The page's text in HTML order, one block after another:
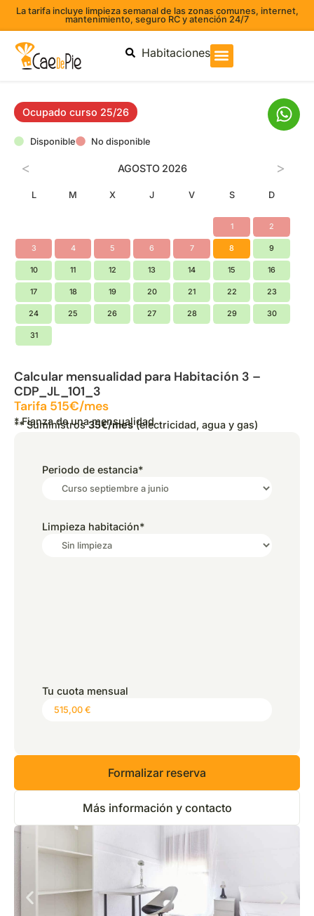
La tarifa incluye limpieza semanal de las zonas comunes, internet,
mantenimiento, seguro RC y atención 24/7
Habitaciones
Ocupado curso 25/26
Disponible No disponible
< AGOSTO 2026 >
L M X J V S D
1 2
3 4 5 6 7 8 9
10 11 12 13 14 15 16
17 18 19 20 21 22 23
24 25 26 27 28 29 30
31
Calcular mensualidad para Habitación 3 –
CDP_JL_101_3
Tarifa 515€/mes
* Fianza de una mensualidad
** Suministros35€/mes(electricidad, agua y gas)
Periodo de estancia*
Limpieza habitación*
Tu cuota mensual
Formalizar reserva
Más información y contacto